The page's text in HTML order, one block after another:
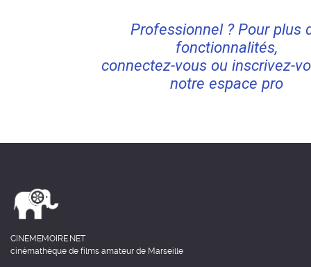
Professionnel ? Pour plus
fonctionnalités,
connectez-vous ou inscrivez-
notre espace pro
CINEMEMOIRE.NET
cinémathèque de films amateur de Marseille